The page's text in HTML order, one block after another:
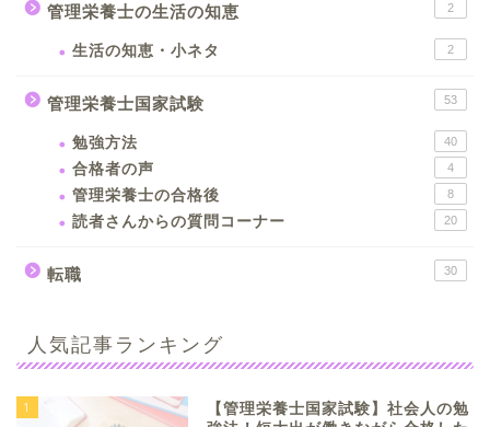
管理栄養士の生活の知恵 2
生活の知恵・小ネタ 2
管理栄養士国家試験 53
勉強方法 40
合格者の声 4
管理栄養士の合格後 8
読者さんからの質問コーナー 20
転職 30
人気記事ランキング
1
【管理栄養士国家試験】社会人の勉